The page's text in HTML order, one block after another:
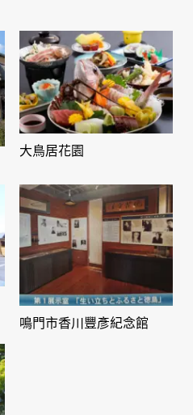
大鳥居花園
鳴門市香川豐彥紀念館